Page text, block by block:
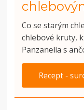
Co se starým
chlebové kruty,
Panzanella s
Recept -